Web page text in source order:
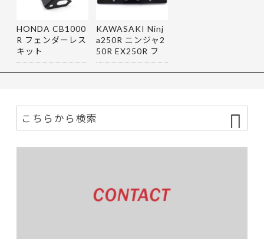
HONDA CB1000
R フェンダーレス
キット
KAWASAKI Ninj
a250R ニンジャ2
50R EX250R フ
ェンダーレス…